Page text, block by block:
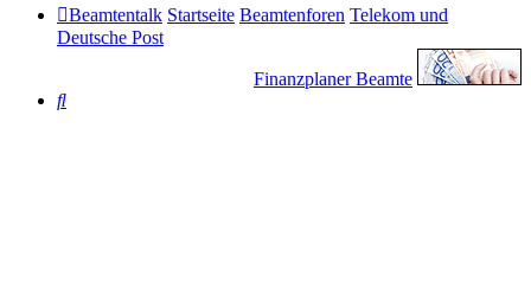
Beamtentalk Startseite Beamtenforen Telekom und
Deutsche Post
Finanzplaner Beamte
Suche